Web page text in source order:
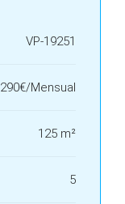
VP-19251
290€/Mensual
125 m²
5